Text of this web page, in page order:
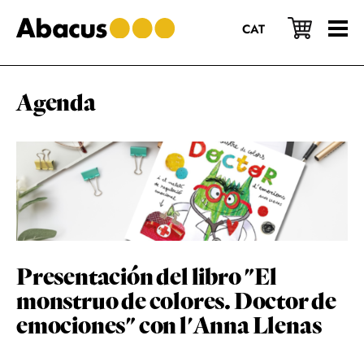
al
contenido
a
la
lateral
al
pie
página
CAT
Agenda
Presentación del libro "El
monstruo de colores. Doctor de
emociones" con l'Anna Llenas